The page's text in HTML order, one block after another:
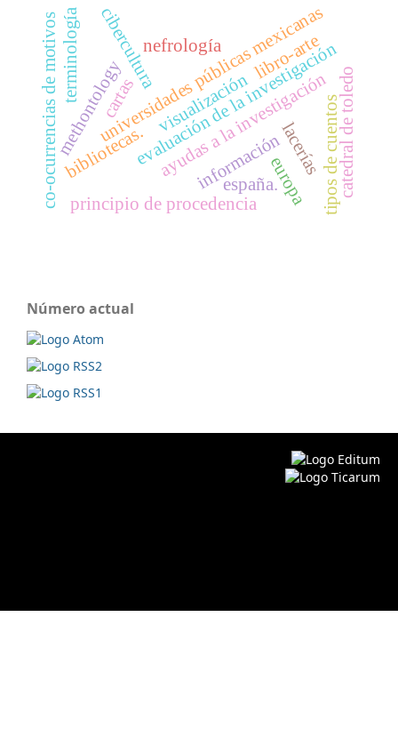
información
visualización
universidades públicas mexicanas
ciberculturaevaluación de la investigación
ayudas a la investigación
methontology
nefrología
terminología
lacerías
co-ocurrencias de motivos tipos de cuentos
cartas
españa.europa
libro-arte
principio de procedencia
catedral de toledo
bibliotecas.
Número actual